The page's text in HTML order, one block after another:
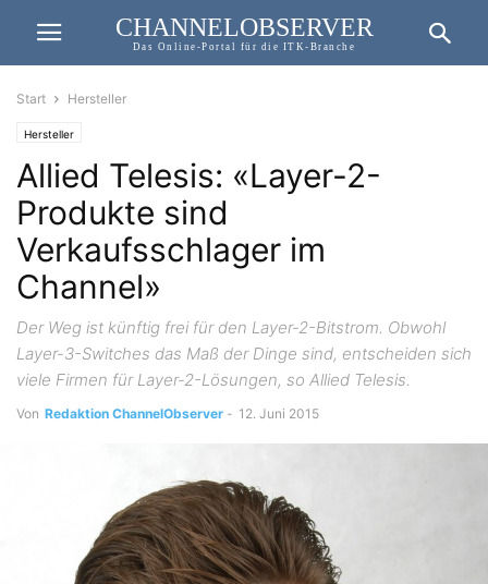
CHANNELOBSERVER
Das Online-Portal für die ITK-Branche
Start Hersteller
Hersteller
Allied Telesis: «Layer-2-
Produkte sind
Verkaufsschlager im
Channel»
Der Weg ist künftig frei für den Layer-2-Bitstrom. Obwohl
Layer-3-Switches das Maß der Dinge sind, entscheiden sich
viele Firmen für Layer-2-Lösungen, so Allied Telesis.
Von Redaktion ChannelObserver - 12. Juni 2015